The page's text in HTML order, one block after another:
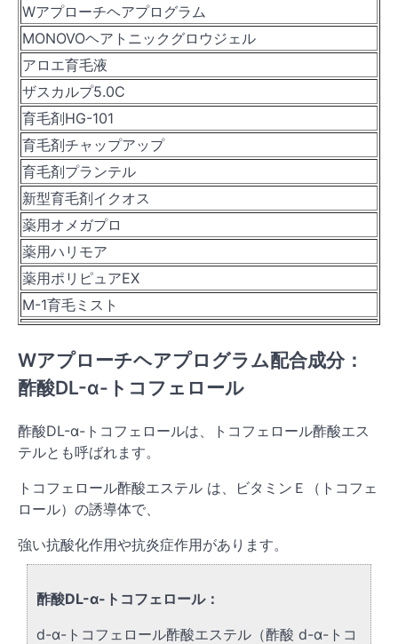
Wアプローチヘアプログラム
MONOVOヘアトニックグロウジェル
アロエ育毛液
ザスカルプ5.0C
育毛剤HG-101
育毛剤チャップアップ
育毛剤プランテル
新型育毛剤イクオス
薬用オメガプロ
薬用ハリモア
薬用ポリピュアEX
M-1育毛ミスト
Wアプローチヘアプログラム配合成分：
酢酸DL-α-トコフェロール
酢酸DL-α-トコフェロールは、トコフェロール酢酸エス
テルとも呼ばれます。
トコフェロール酢酸エステル は、ビタミンＥ（トコフェ
ロール）の誘導体で、
強い抗酸化作用や抗炎症作用があります。
酢酸DL-α-トコフェロール：
d-α-トコフェロール酢酸エステル（酢酸 d-α-トコ